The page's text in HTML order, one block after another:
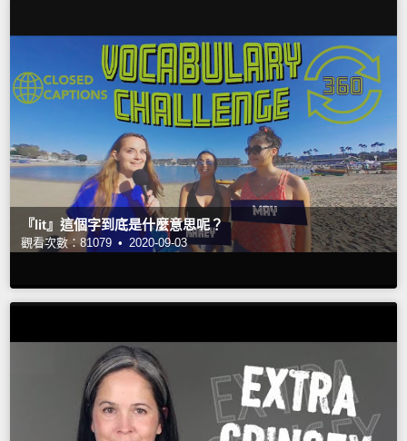
『lit』這個字到底是什麼意思呢？
觀看次數：81079 • 2020-09-03